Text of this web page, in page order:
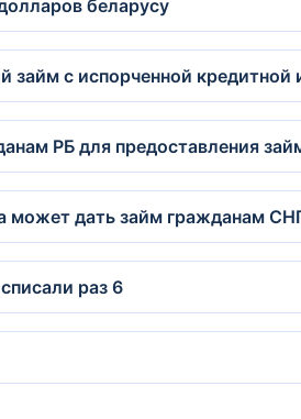
беларусу
с испорченной кредитной
РБ для предоставления
может дать займ гражданам
раз 6